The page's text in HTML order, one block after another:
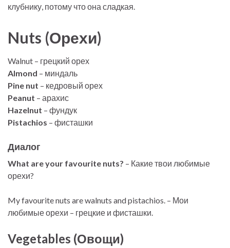
клубнику, потому что она сладкая.
Nuts (Орехи)
Walnut – грецкий орех
Almond – миндаль
Pine nut – кедровый орех
Peanut – арахис
Hazelnut – фундук
Pistachios – фисташки
Диалог
What are your favourite nuts? – Какие твои любимые
орехи?
My favourite nuts are walnuts and pistachios. – Мои
любимые орехи – грецкие и фисташки.
Vegetables (Овощи)